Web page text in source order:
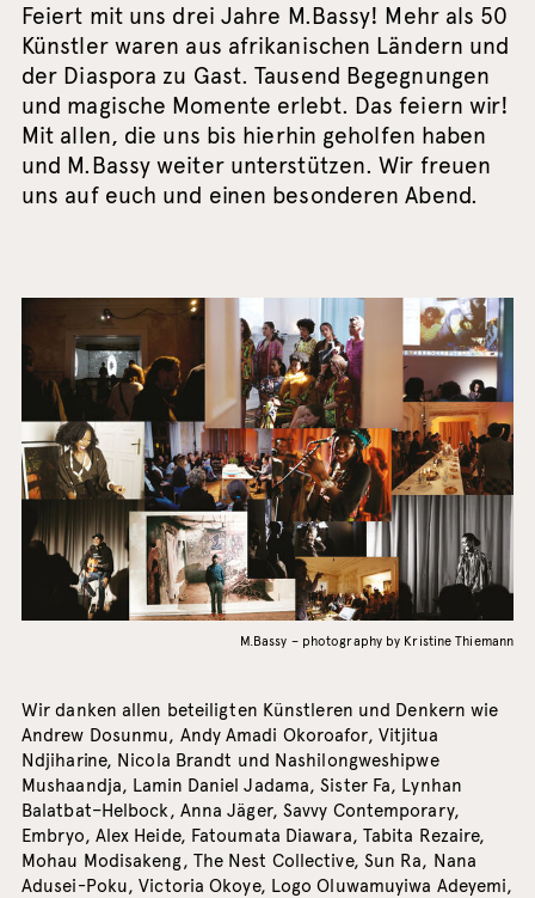
Feiert mit uns drei Jahre M.Bassy! Mehr als 50
Künstler waren aus afrikanischen Ländern und
der Diaspora zu Gast. Tausend Begegnungen
und magische Momente erlebt. Das feiern wir!
Mit allen, die uns bis hierhin geholfen haben
und M.Bassy weiter unterstützen. Wir freuen
uns auf euch und einen besonderen Abend.
M.Bassy – photography by Kristine Thiemann
Wir danken allen beteiligten Künstleren und Denkern wie
Andrew Dosunmu, Andy Amadi Okoroafor, Vitjitua
Ndjiharine, Nicola Brandt und Nashilongweshipwe
Mushaandja, Lamin Daniel Jadama, Sister Fa, Lynhan
Balatbat–Helbock, Anna Jäger, Savvy Contemporary,
Embryo, Alex Heide, Fatoumata Diawara, Tabita Rezaire,
Mohau Modisakeng, The Nest Collective, Sun Ra, Nana
Adusei-Poku, Victoria Okoye, Logo Oluwamuyiwa Adeyemi,